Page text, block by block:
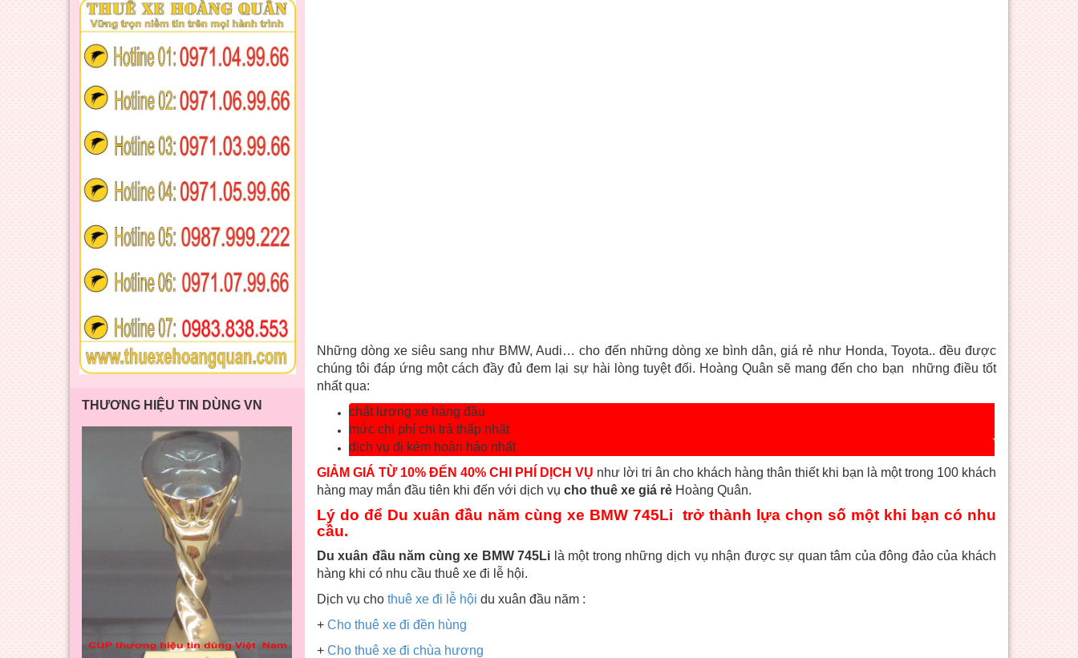
THƯƠNG HIỆU TIN DÙNG VN
Những dòng xe siêu sang như BMW, Audi… cho đến những dòng xe bình dân, giá rẻ như Honda, Toyota.. đều được
chúng tôi đáp ứng một cách đầy đủ đem lại sự hài lòng tuyệt đối. Hoàng Quân sẽ mang đến cho bạn những điều tốt
nhất qua:
chất lượng xe hàng đầu
mức chi phí chi trả thấp nhất
dịch vụ đi kèm hoàn hảo nhất
GIẢM GIÁ TỪ 10% ĐẾN 40% CHI PHÍ DỊCH VỤ như lời tri ân cho khách hàng thân thiết khi bạn là một trong 100 khách
hàng may mắn đầu tiên khi đến với dịch vụ cho thuê xe giá rẻHoàng Quân.
Lý do để Du xuân đầu năm cùng xe BMW 745Li trở thành lựa chọn số một khi bạn có nhu
cầu.
Du xuân đầu năm cùng xe BMW 745Li là một trong những dịch vụ nhận được sự quan tâm của đông đảo của khách
hàng khi có nhu cầu thuê xe đi lễ hội.
Dịch vụ cho thuê xe đi lễ hội du xuân đầu năm :
+ Cho thuê xe đi đền hùng
+ Cho thuê xe đi chùa hương